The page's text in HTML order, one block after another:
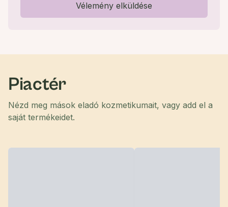
Vélemény elküldése
Piactér
Nézd meg mások eladó kozmetikumait, vagy add el a
saját termékeidet.